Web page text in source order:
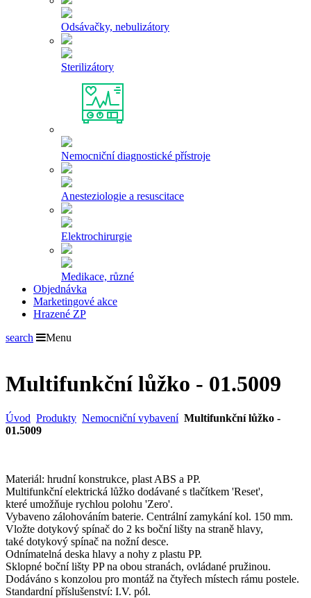
Odsávačky, nebulizátory
Sterilizátory
Nemocniční diagnostické přístroje
Anesteziologie a resuscitace
Elektrochirurgie
Medikace, různé
Objednávka
Marketingové akce
Hrazené ZP
search
Menu
Multifunkční lůžko - 01.5009
Úvod Produkty Nemocniční vybavení Multifunkční lůžko -
01.5009
Materiál: hrudní konstrukce, plast ABS a PP.
Multifunkční elektrická lůžko dodávané s tlačítkem 'Reset',
které umožňuje rychlou polohu 'Zero'.
Vybaveno zálohováním baterie. Centrální zamykání kol. 150 mm.
Vložte dotykový spínač do 2 ks boční lišty na straně hlavy,
také dotykový spínač na nožní desce.
Odnímatelná deska hlavy a nohy z plastu PP.
Sklopné boční lišty PP na obou stranách, ovládané pružinou.
Dodáváno s konzolou pro montáž na čtyřech místech rámu postele.
Standardní příslušenství: I.V. pól.